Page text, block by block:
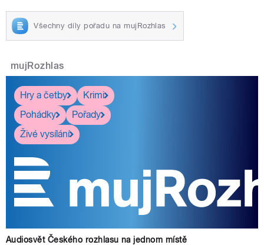
Všechny díly pořadu na mujRozhlas
mujRozhlas
Hry a četby
Krimi
Pohádky
Pořady
Živé vysílání
Audiosvět Českého rozhlasu na jednom místě